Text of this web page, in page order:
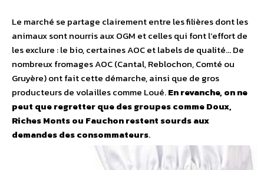
Le marché se partage clairement entre les filières dont les
animaux sont nourris aux OGM et celles qui font l’effort de
les exclure : le bio, certaines AOC et labels de qualité… De
nombreux fromages AOC (Cantal, Reblochon, Comté ou
Gruyère) ont fait cette démarche, ainsi que de gros
producteurs de volailles comme Loué.En revanche, on ne
peut que regretter que des groupes comme Doux,
Riches Monts ou Fauchon restent sourds aux
demandes des consommateurs.